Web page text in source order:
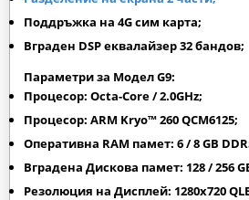
Поддръжка на 4G сим карта;
Вграден DSP еквалайзер 32 бандов;
Параметри за Модел G9:
Процесор: Octa-Core / 2.0GHz;
Процесор: ARM Kryo™ 260 QCM6125;
Оперативна RAM памет: 6 / 8 GB
Вградена Дискова памет: 128 / 256
Резолюция на Дисплей: 1280х720